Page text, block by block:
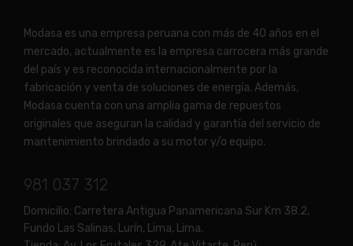
Modasa es una empresa peruana con más de 40 años en el
mercado, actualmente es la empresa carrocera más grande
del país y es reconocida internacionalmente por la
fabricación y venta de soluciones de energía. Además,
Modasa cuenta con una amplia gama de repuestos
originales que aseguran la calidad y garantía del servicio de
mantenimiento brindado a su motor y/o equipo.
981 037 312
Domicilio: Carretera Antigua Panamericana Sur Km 38.2,
Fundo Las Salinas, Lurín, Lima, Lima.